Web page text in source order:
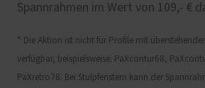
Spannrahmen im Wert von 109,- €
* Die Aktion ist nicht für Profile mit
verfügbar, beispielsweise: PaXcontur68,
PaXretro78. Bei Stulpfenstern kann der